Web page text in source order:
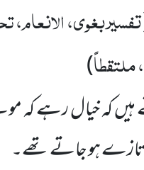
تفسیر بغوی، الانعام،
، ملتقطاً)
ہیں کہ خیال رہے کہ
تازے ہو جاتے تھے۔